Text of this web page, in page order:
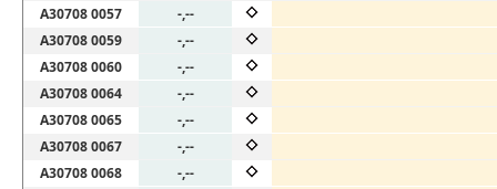
A30708 0057
-,--
A30708 0059
-,--
A30708 0060
-,--
A30708 0064
-,--
A30708 0065
-,--
A30708 0067
-,--
A30708 0068
-,--